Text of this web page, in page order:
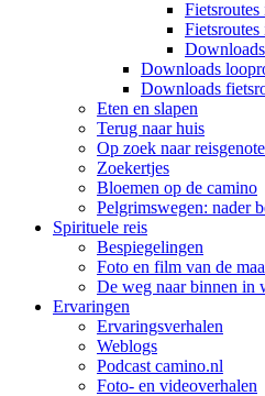
Fietsroutes
Downloads
Downloads
Eten en slapen
Terug naar huis
Op zoek naar
Zoekertjes
Bloemen op de camino
Pelgrimswegen: nader
Spirituele reis
Bespiegelingen
Foto en film van de
De weg naar binnen in
Ervaringen
Ervaringsverhalen
Weblogs
Podcast camino.nl
Foto- en videoverhalen